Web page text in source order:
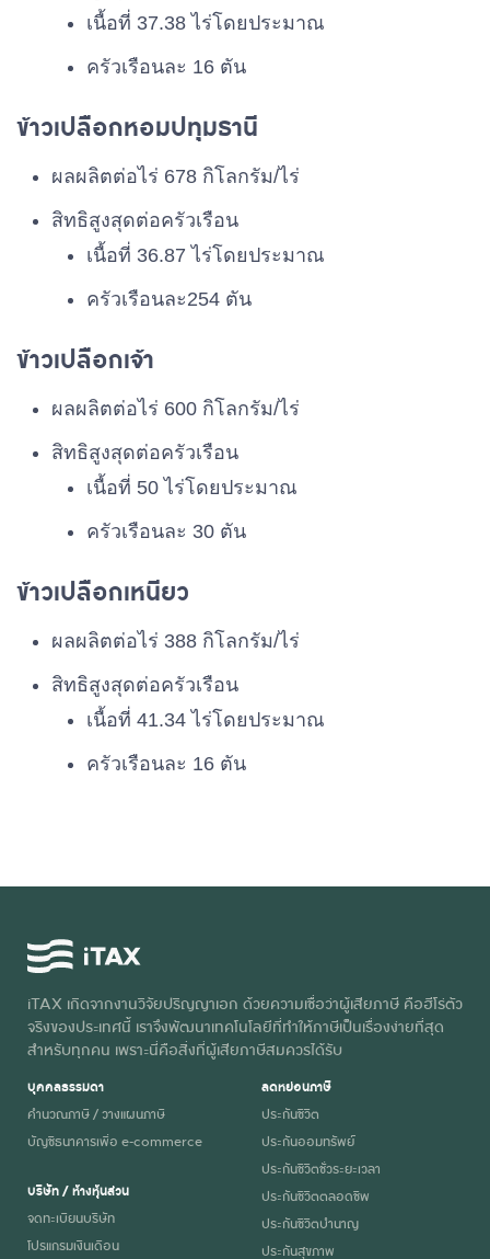
เนื้อที่ 37.38 ไร่โดยประมาณ
ครัวเรือนละ 16 ตัน
ข้าวเปลือกหอมปทุมธานี
ผลผลิตต่อไร่ 678 กิโลกรัม/ไร่
สิทธิสูงสุดต่อครัวเรือน
เนื้อที่ 36.87 ไร่โดยประมาณ
ครัวเรือนละ254 ตัน
ข้าวเปลือกเจ้า
ผลผลิตต่อไร่ 600 กิโลกรัม/ไร่
สิทธิสูงสุดต่อครัวเรือน
เนื้อที่ 50 ไร่โดยประมาณ
ครัวเรือนละ 30 ตัน
ข้าวเปลือกเหนียว
ผลผลิตต่อไร่ 388 กิโลกรัม/ไร่
สิทธิสูงสุดต่อครัวเรือน
เนื้อที่ 41.34 ไร่โดยประมาณ
ครัวเรือนละ 16 ตัน
iTAX เกิดจากงานวิจัยปริญญาเอก ด้วยความเชื่อว่าผู้เสียภาษี คือฮีโร่ตัว
จริงของประเทศนี้ เราจึงพัฒนาเทคโนโลยีที่ทำให้ภาษีเป็นเรื่องง่ายที่สุด
สำหรับทุกคน เพราะนี่คือสิ่งที่ผู้เสียภาษีสมควรได้รับ
บุคคลธรรมดา
คำนวณภาษี / วางแผนภาษี
บัญชีธนาคารเพื่อ e-commerce
บริษัท / ห้างหุ้นส่วน
จดทะเบียนบริษัท
โปรแกรมเงินเดือน
ลดหย่อนภาษี
ประกันชีวิต
ประกันออมทรัพย์
ประกันชีวิตชั่วระยะเวลา
ประกันชีวิตตลอดชีพ
ประกันชีวิตบำนาญ
ประกันสุขภาพ